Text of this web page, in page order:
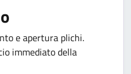
e apertura plichi.
immediato della